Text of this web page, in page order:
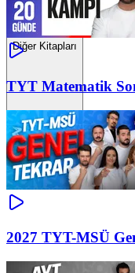
Diğer Kitapları
TYT Matematik
2027 TYT-MSÜ